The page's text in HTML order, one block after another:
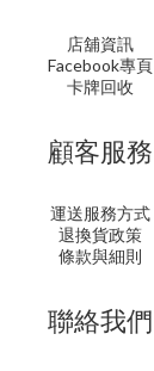
店舖資訊
Facebook專頁
卡牌回收
顧客服務
運送服務方式
退換貨政策
條款與細則
聯絡我們